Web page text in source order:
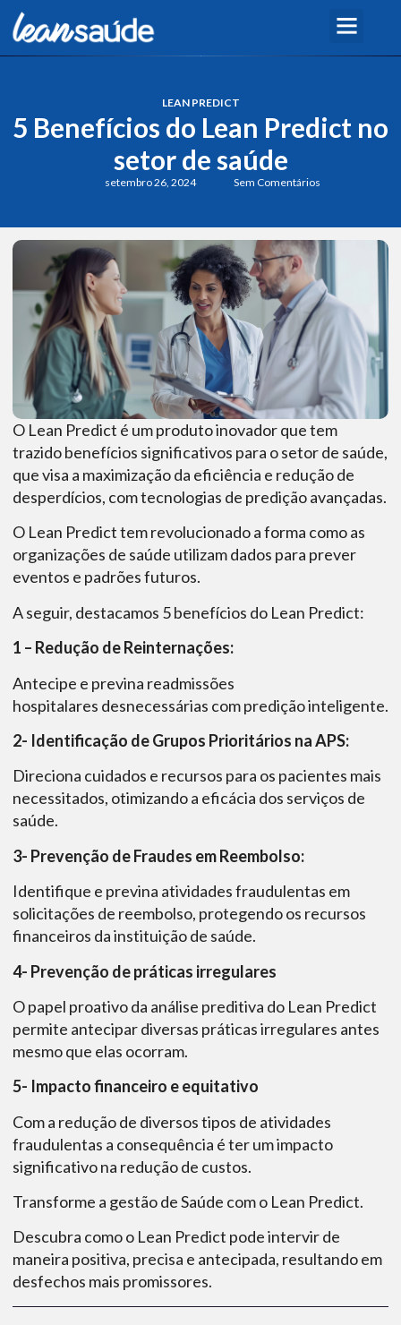
LEAN PREDICT
5 Benefícios do Lean Predict no
setor de saúde
setembro 26, 2024 Sem Comentários
O Lean Predict é um produto inovador que tem
trazido benefícios significativos para o setor de saúde,
que visa a maximização da eficiência e redução de
desperdícios, com tecnologias de predição avançadas.
O Lean Predict tem revolucionado a forma como as
organizações de saúde utilizam dados para prever
eventos e padrões futuros.
A seguir, destacamos 5 benefícios do Lean Predict:
1 – Redução de Reinternações:
Antecipe e previna readmissões
hospitalares desnecessárias com predição inteligente.
2- Identificação de Grupos Prioritários na APS:
Direciona cuidados e recursos para os pacientes mais
necessitados, otimizando a eficácia dos serviços de
saúde.
3- Prevenção de Fraudes em Reembolso:
Identifique e previna atividades fraudulentas em
solicitações de reembolso, protegendo os recursos
financeiros da instituição de saúde.
4- Prevenção de práticas irregulares
O papel proativo da análise preditiva do Lean Predict
permite antecipar diversas práticas irregulares antes
mesmo que elas ocorram.
5- Impacto financeiro e equitativo
Com a redução de diversos tipos de atividades
fraudulentas a consequência é ter um impacto
significativo na redução de custos.
Transforme a gestão de Saúde com o Lean Predict.
Descubra como o Lean Predict pode intervir de
maneira positiva, precisa e antecipada, resultando em
desfechos mais promissores.